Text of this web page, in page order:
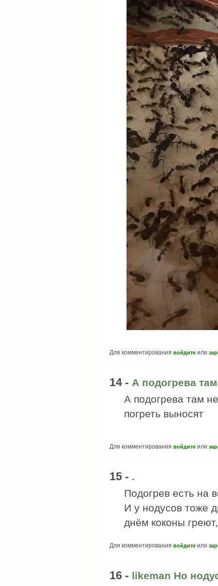
Для комментирования войдите или
14 - А подогрева там
А подогрева там
погреть выносят
Для комментирования войдите или
15 - .
Подогрев есть на
И у нодусов тоже
днём коконы
Для комментирования войдите или
16 - likeman Но